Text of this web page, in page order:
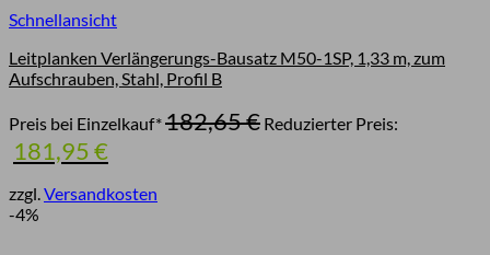
Schnellansicht
Leitplanken Verlängerungs-Bausatz M50-1SP, 1,33 m, zum
Aufschrauben, Stahl, Profil B
Preis bei Einzelkauf*182,65€ Ursprünglicher
Preis
Reduzierter Preis:
181,95€
Preis
ist:
181,95 €.
zzgl.Versandkosten
-4%